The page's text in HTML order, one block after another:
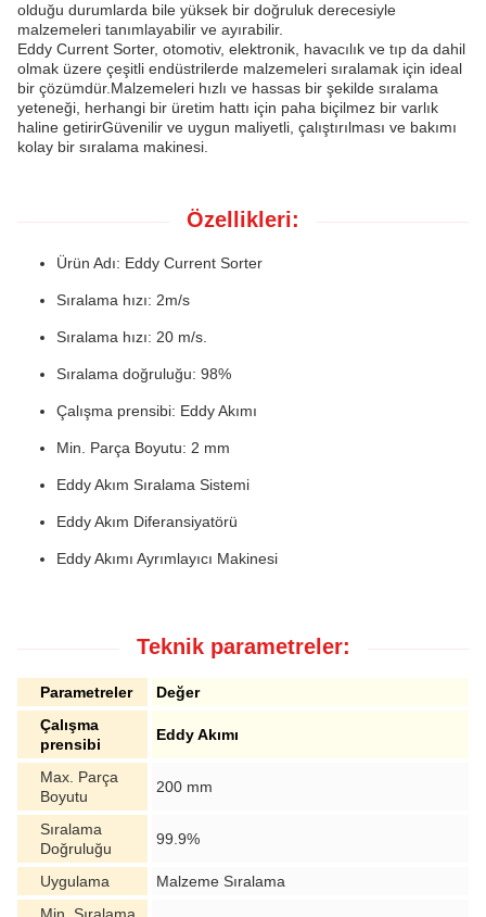
olduğu durumlarda bile yüksek bir doğruluk derecesiyle
malzemeleri tanımlayabilir ve ayırabilir.
Eddy Current Sorter, otomotiv, elektronik, havacılık ve tıp da dahil
olmak üzere çeşitli endüstrilerde malzemeleri sıralamak için ideal
bir çözümdür.Malzemeleri hızlı ve hassas bir şekilde sıralama
yeteneği, herhangi bir üretim hattı için paha biçilmez bir varlık
haline getirirGüvenilir ve uygun maliyetli, çalıştırılması ve bakımı
kolay bir sıralama makinesi.
Özellikleri:
Ürün Adı: Eddy Current Sorter
Sıralama hızı: 2m/s
Sıralama hızı: 20 m/s.
Sıralama doğruluğu: 98%
Çalışma prensibi: Eddy Akımı
Min. Parça Boyutu: 2 mm
Eddy Akım Sıralama Sistemi
Eddy Akım Diferansiyatörü
Eddy Akımı Ayrımlayıcı Makinesi
Teknik parametreler:
Parametreler
Değer
Çalışma
prensibi
Eddy Akımı
Max. Parça
Boyutu
200 mm
Sıralama
Doğruluğu
99.9%
Uygulama
Malzeme Sıralama